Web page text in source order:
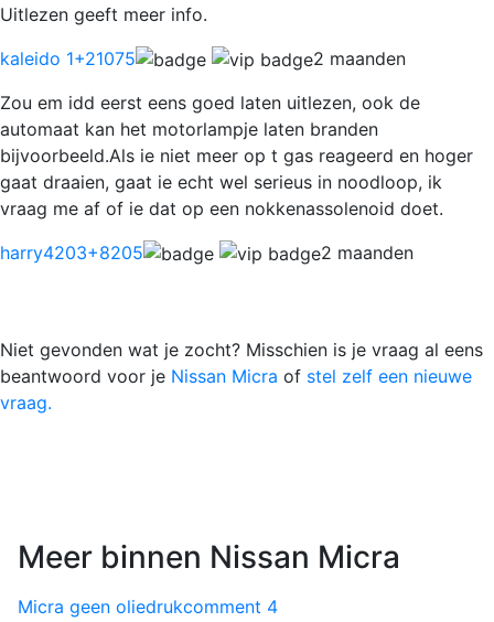
Uitlezen geeft meer info.
kaleido 1+21075
2 maanden
Zou em idd eerst eens goed laten uitlezen, ook de
automaat kan het motorlampje laten branden
bijvoorbeeld.Als ie niet meer op t gas reageerd en hoger
gaat draaien, gaat ie echt wel serieus in noodloop, ik
vraag me af of ie dat op een nokkenassolenoid doet.
harry4203+8205 2 maanden
Niet gevonden wat je zocht? Misschien is je vraag al eens
beantwoord voor je Nissan Micra of stel zelf een nieuwe
vraag.
Meer binnen Nissan Micra
Micra geen oliedrukcomment 4